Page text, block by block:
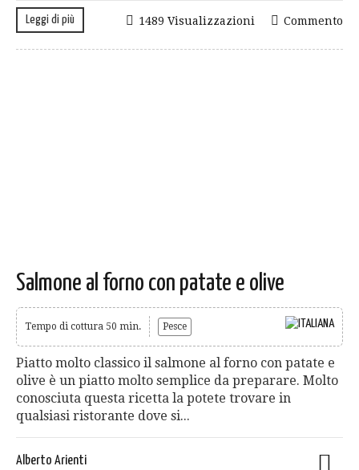
Leggi di più Commento
1489 Visualizzazioni
Salmone al forno con patate e olive
Tempo di cottura 50 min. Pesce
Piatto molto classico il salmone al forno con patate e
olive è un piatto molto semplice da preparare. Molto
conosciuta questa ricetta la potete trovare in
qualsiasi ristorante dove si...
Alberto Arienti